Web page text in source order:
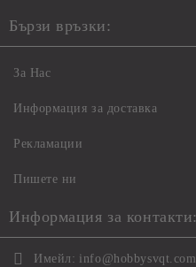
Бързи връзки:
За Нас
Информация за доставка
Рекламации
Пишете ни
Информация за контакти:
Имейл: info@hobbysvqt.com